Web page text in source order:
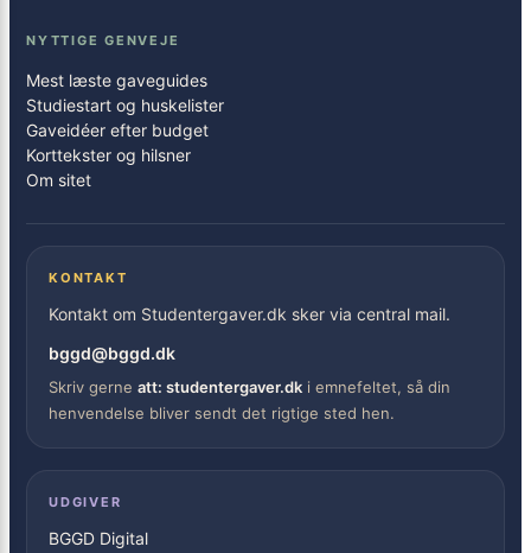
NYTTIGE GENVEJE
Mest læste gaveguides
Studiestart og huskelister
Gaveidéer efter budget
Korttekster og hilsner
Om sitet
KONTAKT
Kontakt om Studentergaver.dk sker via central mail.
bggd@bggd.dk
Skriv gerne att: studentergaver.dk i emnefeltet, så din
henvendelse bliver sendt det rigtige sted hen.
UDGIVER
BGGD Digital